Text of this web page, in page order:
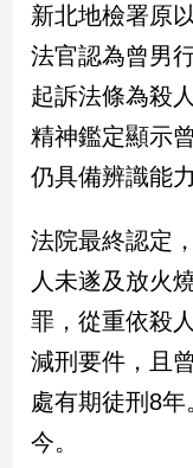
南
台
灣
觀
台
灣
觀
點
娛
樂
新北地檢署原
法官認為曾男
起訴法條為殺
精神鑑定顯示
仍具備辨識能
法院最終認定
人未遂及放火
罪，從重依殺
減刑要件，且
處有期徒刑8
今。